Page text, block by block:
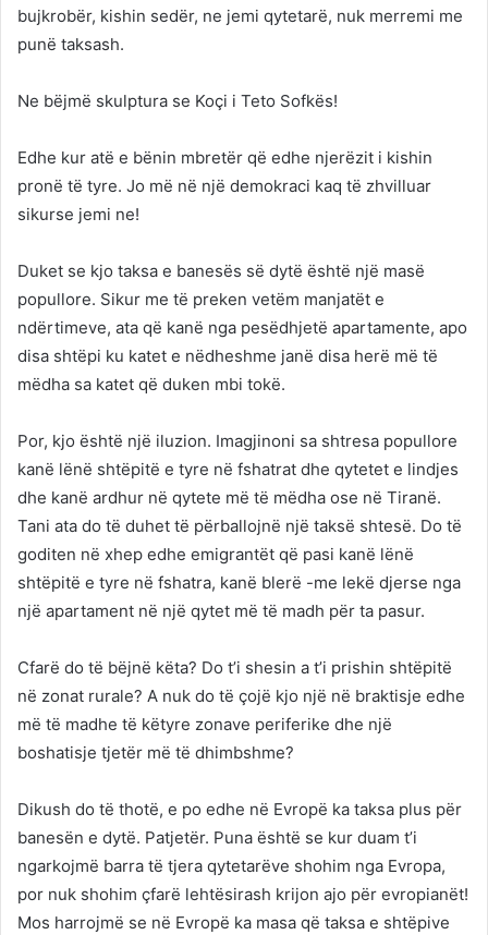
bujkrobër, kishin sedër, ne jemi qytetarë, nuk merremi me
punë taksash.
Ne bëjmë skulptura se Koçi i Teto Sofkës!
Edhe kur atë e bënin mbretër që edhe njerëzit i kishin
pronë të tyre. Jo më në një demokraci kaq të zhvilluar
sikurse jemi ne!
Duket se kjo taksa e banesës së dytë është një masë
popullore. Sikur me të preken vetëm manjatët e
ndërtimeve, ata që kanë nga pesëdhjetë apartamente, apo
disa shtëpi ku katet e nëdheshme janë disa herë më të
mëdha sa katet që duken mbi tokë.
Por, kjo është një iluzion. Imagjinoni sa shtresa popullore
kanë lënë shtëpitë e tyre në fshatrat dhe qytetet e lindjes
dhe kanë ardhur në qytete më të mëdha ose në Tiranë.
Tani ata do të duhet të përballojnë një taksë shtesë. Do të
goditen në xhep edhe emigrantët që pasi kanë lënë
shtëpitë e tyre në fshatra, kanë blerë -me lekë djerse nga
një apartament në një qytet më të madh për ta pasur.
Cfarë do të bëjnë këta? Do t’i shesin a t’i prishin shtëpitë
në zonat rurale? A nuk do të çojë kjo një në braktisje edhe
më të madhe të këtyre zonave periferike dhe një
boshatisje tjetër më të dhimbshme?
Dikush do të thotë, e po edhe në Evropë ka taksa plus për
banesën e dytë. Patjetër. Puna është se kur duam t’i
ngarkojmë barra të tjera qytetarëve shohim nga Evropa,
por nuk shohim çfarë lehtësirash krijon ajo për evropianët!
Mos harrojmë se në Evropë ka masa që taksa e shtëpive